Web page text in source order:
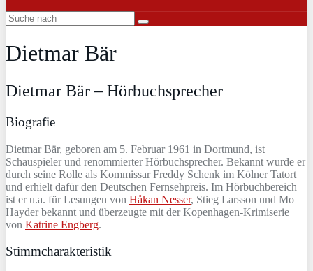
Dietmar Bär
Dietmar Bär – Hörbuchsprecher
Biografie
Dietmar Bär, geboren am 5. Februar 1961 in Dortmund, ist
Schauspieler und renommierter Hörbuchsprecher. Bekannt wurde er
durch seine Rolle als Kommissar Freddy Schenk im Kölner Tatort
und erhielt dafür den Deutschen Fernsehpreis. Im Hörbuchbereich
ist er u.a. für Lesungen von Håkan Nesser, Stieg Larsson und Mo
Hayder bekannt und überzeugte mit der Kopenhagen-Krimiserie
von Katrine Engberg.
Stimmcharakteristik